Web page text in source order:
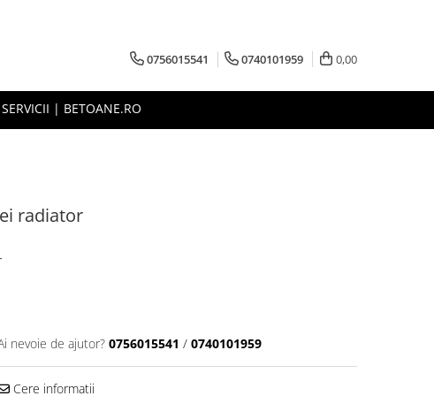
0756015541 0740101959 0,00
SERVICII | BETOANE.RO
radiator
nevoie de ajutor? 0756015541 / 0740101959
Cere informatii